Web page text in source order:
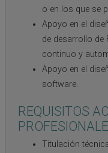
o en los que se
Apoyo en el
de desarrollo de
continuo y
Apoyo en el
software.
REQUISITOS
Titulación